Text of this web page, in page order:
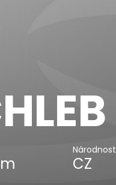
Národnost
CZ